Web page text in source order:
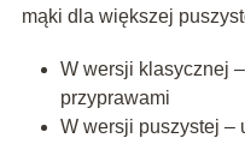
mąki dla większej
W wersji klasycznej
przyprawami
W wersji puszystej –